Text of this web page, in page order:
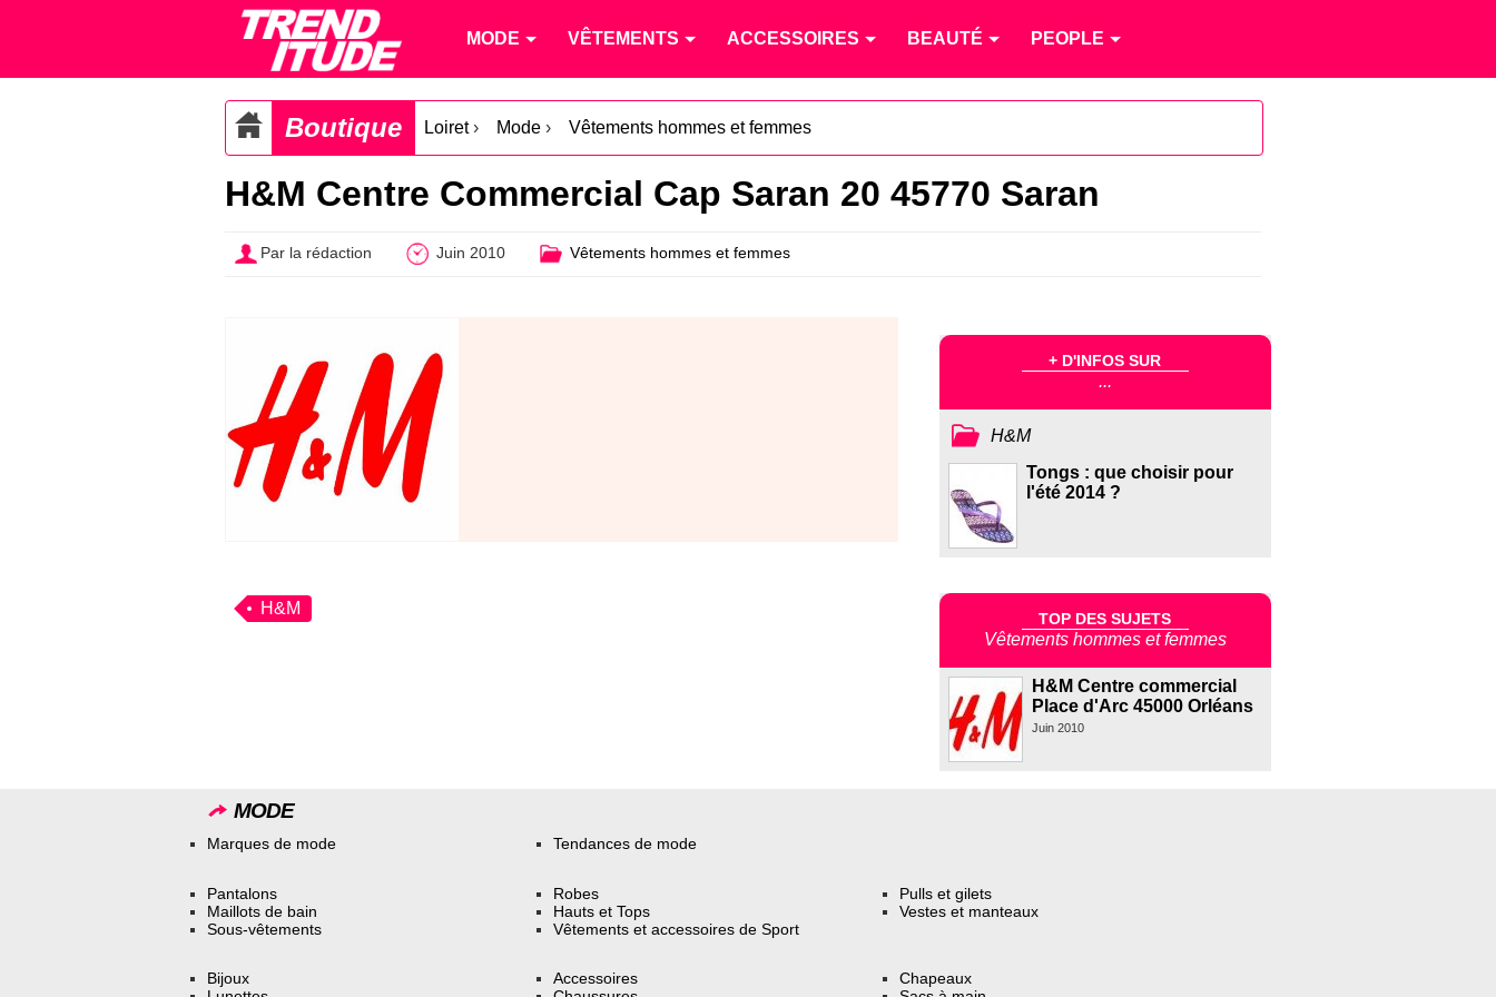
MODE VÊTEMENTS ACCESSOIRES BEAUTÉ PEOPLE
Boutique Loiret› Mode › Vêtements hommes et femmes
H&M Centre Commercial Cap Saran 20 45770 Saran
Par la rédaction Juin 2010 Vêtements hommes et femmes
H&M
+ D'INFOS SUR
...
H&M
Tongs : que choisir pour
l'été 2014 ?
TOP DES SUJETS
Vêtements hommes et femmes
H&M Centre commercial
Place d'Arc 45000 Orléans
Juin 2010
MODE
Marques de mode Tendances de mode
Pantalons
Maillots de bain
Sous-vêtements
Robes
Hauts et Tops
Vêtements et accessoires de Sport
Pulls et gilets
Vestes et manteaux
Bijoux
Accessoires
Chapeaux